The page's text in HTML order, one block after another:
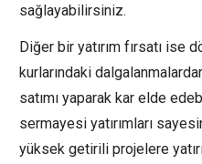
sağlayabilirsiniz.
Diğer bir yatırım fırsatı ise
kurlarındaki
satımı yaparak kar elde
sermayesi yatırımları
yüksek getirili projelere